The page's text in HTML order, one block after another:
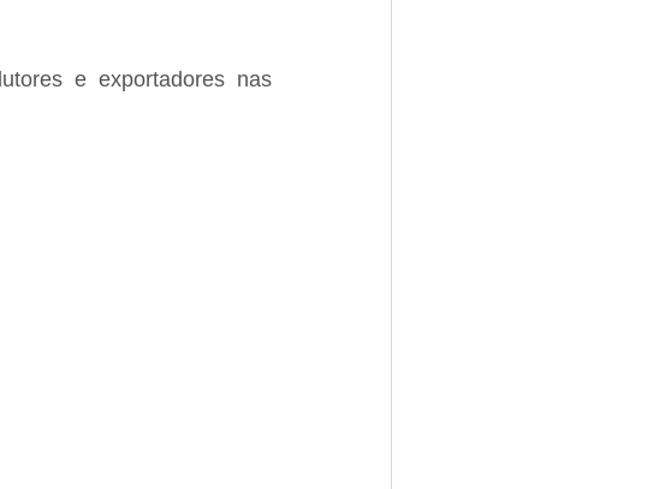
e exportadores nas